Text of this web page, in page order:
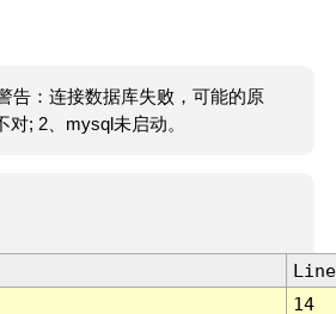
告：连接数据库失败，可能的原
对; 2、mysql未启动。
Line
14